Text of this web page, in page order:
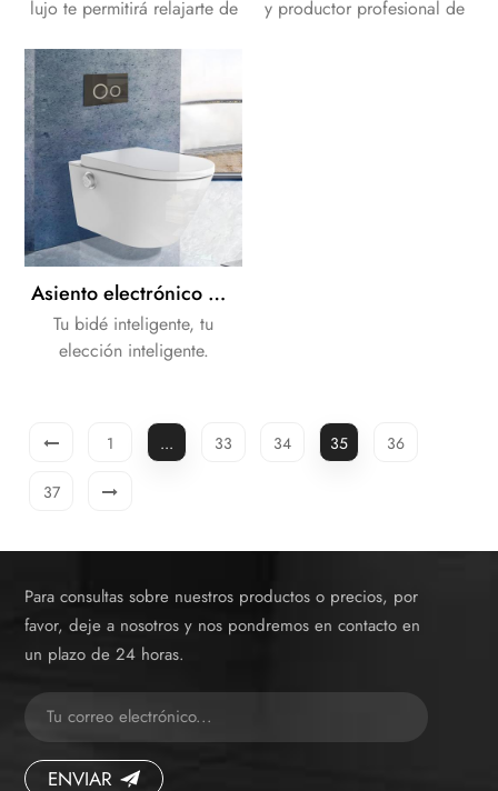
lujo te permitirá relajarte de
visitas al baño.
y productor profesional de
Asiento electrónico para inodoro de ducha con cisternas de inodoro mecánicas empotradas en la pared Placa de descarga negra
Tu bidé inteligente, tu
elección inteligente.
1 ... 33 34 35 36
37
Para consultas sobre nuestros productos o precios, por
favor, deje a nosotros y nos pondremos en contacto en
un plazo de 24 horas.
ENVIAR